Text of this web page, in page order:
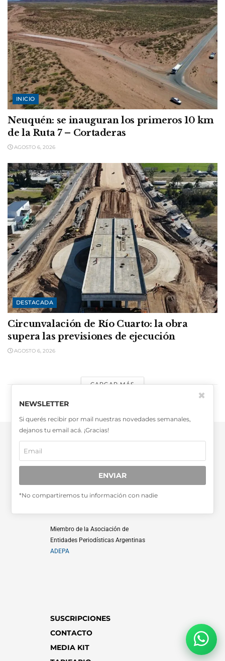
INICIO
Neuquén: se inauguran los primeros 10 km
de la Ruta 7 – Cortaderas
AGOSTO 6, 2026
DESTACADA
Circunvalación de Río Cuarto: la obra
supera las previsiones de ejecución
AGOSTO 6, 2026
CARGAR MÁS
OTRAS PUBLICACIONES >>
Miembro de la Asociación de
Entidades Periodísticas Argentinas
ADEPA
SUSCRIPCIONES
CONTACTO
MEDIA KIT
NEWSLETTER
Si querés recibir por mail nuestras novedades semanales,
dejanos tu email acá. ¡Gracias!
ENVIAR
*No compartiremos tu información con nadie
✖